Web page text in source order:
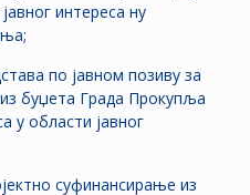
интереса ну
по јавном позиву за
буџета Града Прокупља
у области јавног
суфинансирање из